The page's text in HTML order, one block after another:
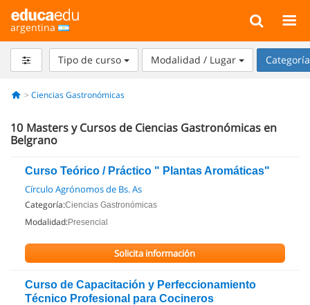
argentina
Tipo de curso Modalidad / Lugar
Ciencias Gastronómicas
10 Masters y Cursos de Ciencias Gastronómicas en
Belgrano
Curso Teórico / Práctico " Plantas Aromáticas"
Círculo Agrónomos de Bs. As
Categoría:Ciencias Gastronómicas
Modalidad:Presencial
Solicita información
Curso de Capacitación y Perfeccionamiento
Técnico Profesional para Cocineros